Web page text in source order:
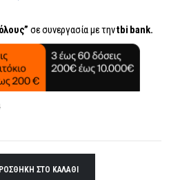
σε συνεργασία με τηνtbi bank.
ΣΤΟ ΚΑΛΆΘΙ